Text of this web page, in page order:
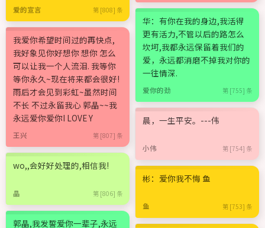
爱的宣言 第 [808] 条
我爱你希望时间过的再快点,
我好象见你好想你 想你 怎么
可以让我一个人流泪. 我等你
等你永久~现在将来都会很好!
雨后才会见到彩虹~虽然时间
不长 不过永留我心 郭晶~~我
永远爱你爱你I LOVE Y
王兴 第 [807] 条
wo,,会好好处理的,相信我!
晶 第 [806] 条
郭晶,我发誓爱你一辈子,永远
华：有你在我的身边,我活得
更有活力,不管以后的路怎么
坎坷,我都永远保留着我们的
爱，永远都消磨不掉我对你的
一往情深.
爱你的劲 第 [755] 条
晨，一生平安。---伟
小伟 第 [754] 条
彬：爱你我不悔 鱼
鱼 第 [753] 条